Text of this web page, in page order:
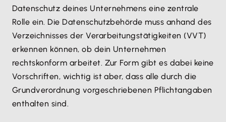
Datenschutz deines Unternehmens eine zentrale
Rolle ein. Die Datenschutzbehörde muss anhand des
Verzeichnisses der Verarbeitungstätigkeiten (VVT)
erkennen können, ob dein Unternehmen
rechtskonform arbeitet. Zur Form gibt es dabei keine
Vorschriften, wichtig ist aber, dass alle durch die
Grundverordnung vorgeschriebenen Pflichtangaben
enthalten sind.